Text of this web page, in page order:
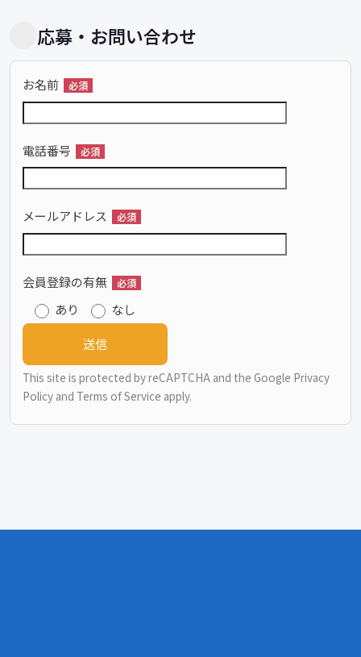
応募・お問い合わせ
お名前 必須
電話番号 必須
メールアドレス 必須
会員登録の有無 必須
あり なし
This site is protected by reCAPTCHA and the Google Privacy
Policy and Terms of Service apply.